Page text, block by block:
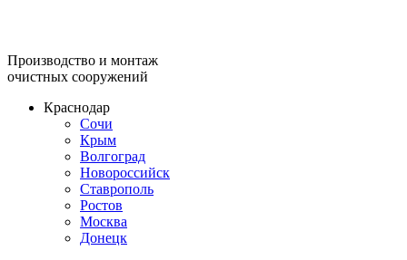
Производство и монтаж
очистных сооружений
Краснодар
Сочи
Крым
Волгоград
Новороссийск
Ставрополь
Ростов
Москва
Донецк